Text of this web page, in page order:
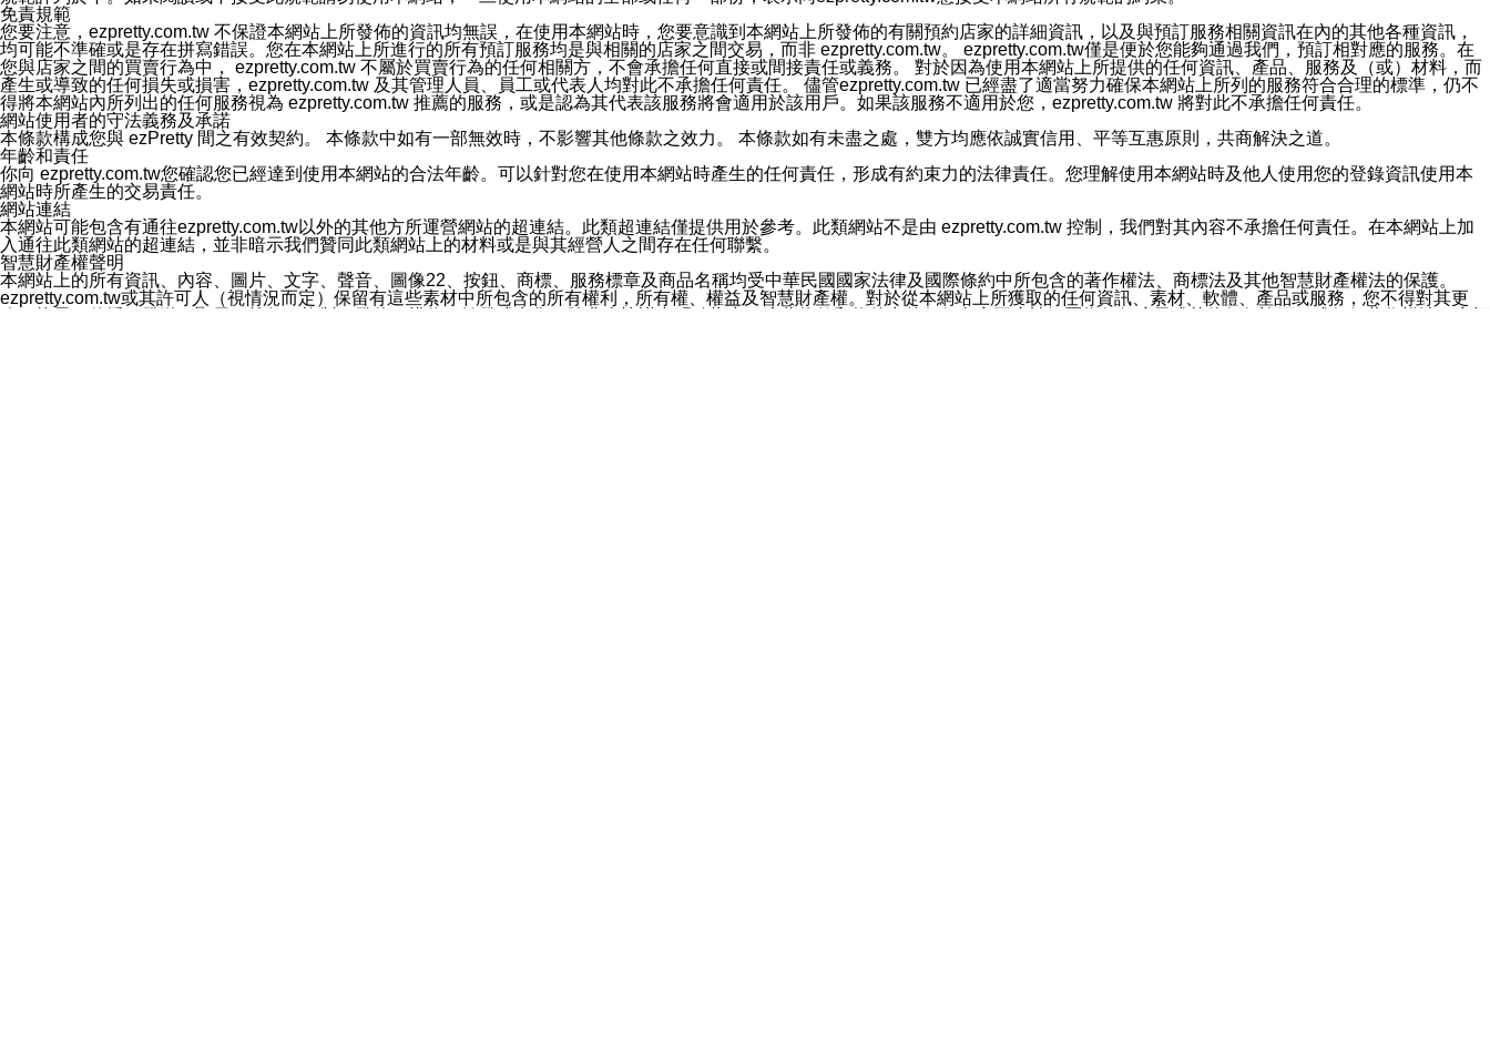
本公司/本服務將以通知型訊息傳送重要訊息給您。即使未加入本公司/本服務好友，您仍可接收到通知型訊息。
本公司/本服務傳送之通知型訊息以對您有效且重要的訊息為限，以廣告或其他目的的訊息皆不會被傳送。滿足以下三個條件者，將可收到通知型訊息。
1.LINE 帳號設定的電話號碼與本公司/本服務所傳來的電話號碼比對相符。
2.該 LINE 帳號已在 LINE APP 設定中，同意接收通知型訊息。
3.LINE 帳號未封鎖傳送訊息之 LINE 官方帳號。
欲變更通知型訊息的設定，操作如下：
1.點選「主頁」＞「設定」
2.點選「隱私設定」
3.點選「提供使用資料」
4.點選「LINE通知型訊息」
5.開關「接收LINE通知型訊息」
❗️關閉「接收通知型訊息」後，將不會接收到來自任何企業官方帳號或認證官方帳號的通知型訊息。
免責規範
您要注意，ezpretty.com.tw 不保證本網站上所發佈的資訊均無誤，在使用本網站時，您要意識到本網站上所發佈的有關預約店家的詳細資訊，以及與預訂服務相關資訊在內的其他各種資訊，
均可能不準確或是存在拼寫錯誤。您在本網站上所進行的所有預訂服務均是與相關的店家之間交易，而非 ezpretty.com.tw。 ezpretty.com.tw僅是便於您能夠通過我們，預訂相對應的服務。在
您與店家之間的買賣行為中， ezpretty.com.tw 不屬於買賣行為的任何相關方，不會承擔任何直接或間接責任或義務。 對於因為使用本網站上所提供的任何資訊、產品、服務及（或）材料，而
產生或導致的任何損失或損害，ezpretty.com.tw 及其管理人員、員工或代表人均對此不承擔任何責任。 儘管ezpretty.com.tw 已經盡了適當努力確保本網站上所列的服務符合合理的標準，仍不
得將本網站內所列出的任何服務視為 ezpretty.com.tw 推薦的服務，或是認為其代表該服務將會適用於該用戶。如果該服務不適用於您，ezpretty.com.tw 將對此不承擔任何責任。
網站使用者的守法義務及承諾
本條款構成您與 ezPretty 間之有效契約。 本條款中如有一部無效時，不影響其他條款之效力。 本條款如有未盡之處，雙方均應依誠實信用、平等互惠原則，共商解決之道。
年齡和責任
你向 ezpretty.com.tw您確認您已經達到使用本網站的合法年齡。可以針對您在使用本網站時產生的任何責任，形成有約束力的法律責任。您理解使用本網站時及他人使用您的登錄資訊使用本
網站時所產生的交易責任。
網站連結
本網站可能包含有通往ezpretty.com.tw以外的其他方所運營網站的超連結。此類超連結僅提供用於參考。此類網站不是由 ezpretty.com.tw 控制，我們對其內容不承擔任何責任。在本網站上加
入通往此類網站的超連結，並非暗示我們贊同此類網站上的材料或是與其經營人之間存在任何聯繫。
智慧財產權聲明
本網站上的所有資訊、內容、圖片、文字、聲音、圖像22、按鈕、商標、服務標章及商品名稱均受中華民國國家法律及國際條約中所包含的著作權法、商標法及其他智慧財產權法的保護。
ezpretty.com.tw或其許可人（視情況而定）保留有這些素材中所包含的所有權利，所有權、權益及智慧財產權。對於從本網站上所獲取的任何資訊、素材、軟體、產品或服務，您不得對其更